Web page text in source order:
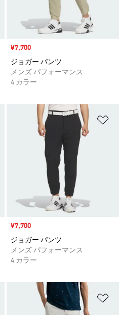
セール価格
¥7,700
ジョガー パンツ
メンズ パフォーマンス
4 カラー
ほしいものリストに追加
セール価格
¥7,700
ジョガー パンツ
メンズ パフォーマンス
4 カラー
ほしいものリストに追加